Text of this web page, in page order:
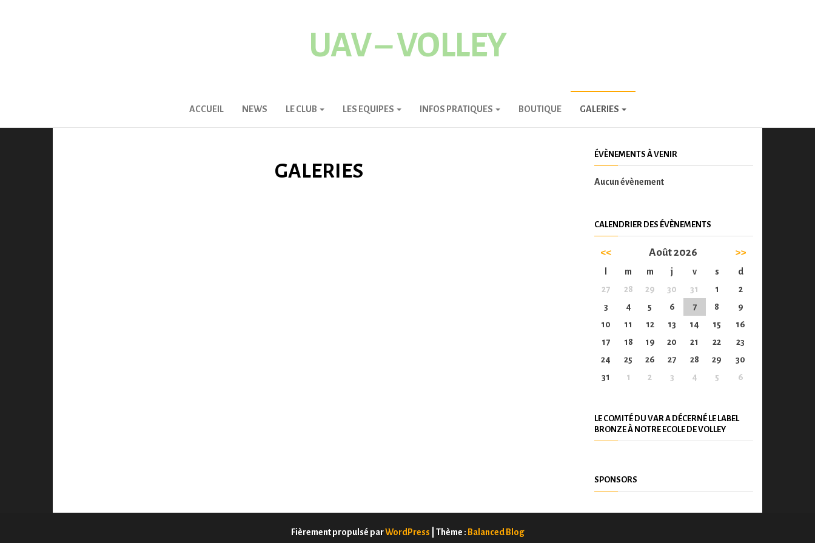
UAV – VOLLEY
ACCUEIL NEWS LE CLUB LES EQUIPES INFOS PRATIQUES BOUTIQUE GALERIES
GALERIES
ÉVÈNEMENTS À VENIR
Aucun évènement
CALENDRIER DES ÉVÈNEMENTS
<< Août 2026 >>
m m j v s
d
27
28 29 30 31 1
2
3
4 5 6 7 8
9
10
11 12 13 14 15
16
17
18 19 20 21 22
23
24
25 26 27 28 29
30
31
1 2 3 4 5 6
LE COMITÉ DU VAR A DÉCERNÉ LE LABEL
BRONZE À NOTRE ECOLE DE VOLLEY
SPONSORS
Fièrement propulsé parWordPress Thème : Balanced Blog